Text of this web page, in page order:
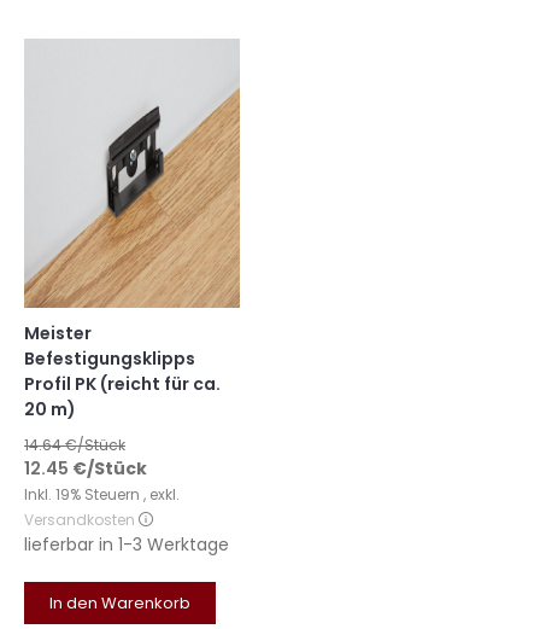
Meister
Befestigungsklipps
Profil PK (reicht für ca.
20 m)
14.64€/Stück
12.45 €/Stück
Inkl. 19% Steuern , exkl.
Versandkosten
lieferbar in 1-3 Werktage
In den Warenkorb